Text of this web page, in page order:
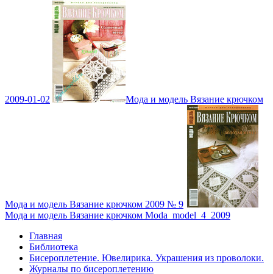
2009-01-02 Мода и модель Вязание крючком
Мода и модель Вязание крючком 2009 № 9
Мода и модель Вязание крючком Moda_model_4_2009
Главная
Библиотека
Бисероплетение. Ювелирика. Украшения из проволоки.
Журналы по бисероплетению